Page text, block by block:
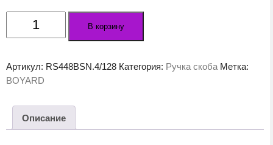
Количество
товара
MAESTRO
В корзину
Артикул: RS448BSN.4/128 Категория: Ручка скоба Метка:
BOYARD
Описание